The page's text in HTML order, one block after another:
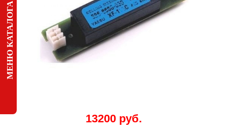
МЕНЮ КАТАЛОГА
13200 руб.